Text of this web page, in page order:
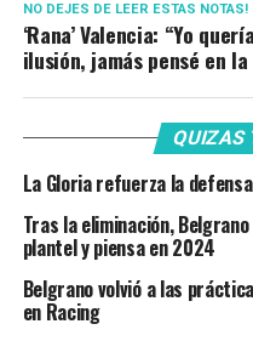
NO DEJES DE LEER ESTAS NOTAS!
‘Rana’ Valencia: “Yo
ilusión, jamás pensé en
QUIZAS
La Gloria refuerza la
Tras la eliminación,
plantel y piensa en 2024
Belgrano volvió a las
en Racing